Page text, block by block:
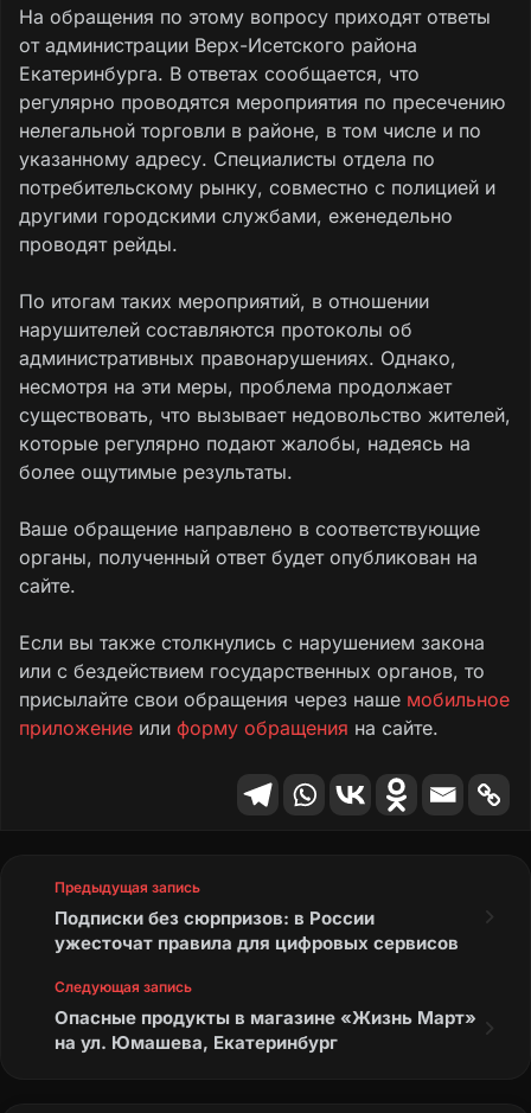
На обращения по этому вопросу приходят ответы
от администрации Верх-Исетского района
Екатеринбурга. В ответах сообщается, что
регулярно проводятся мероприятия по пресечению
нелегальной торговли в районе, в том числе и по
указанному адресу. Специалисты отдела по
потребительскому рынку, совместно с полицией и
другими городскими службами, еженедельно
проводят рейды.
По итогам таких мероприятий, в отношении
нарушителей составляются протоколы об
административных правонарушениях. Однако,
несмотря на эти меры, проблема продолжает
существовать, что вызывает недовольство жителей,
которые регулярно подают жалобы, надеясь на
более ощутимые результаты.
Ваше обращение направлено в соответствующие
органы, полученный ответ будет опубликован на
сайте.
Если вы также столкнулись с нарушением закона
или с бездействием государственных органов, то
присылайте свои обращения через наше мобильное
приложение или форму обращения на сайте.
Предыдущая запись
Подписки без сюрпризов: в России
ужесточат правила для цифровых сервисов
Следующая запись
Опасные продукты в магазине «Жизнь Март»
на ул. Юмашева, Екатеринбург